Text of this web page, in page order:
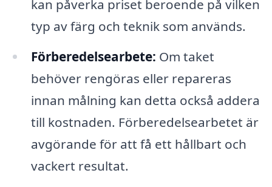
kan påverka priset beroende på vilken
typ av färg och teknik som används.
Förberedelsearbete: Om taket
behöver rengöras eller repareras
innan målning kan detta också addera
till kostnaden. Förberedelsearbetet är
avgörande för att få ett hållbart och
vackert resultat.